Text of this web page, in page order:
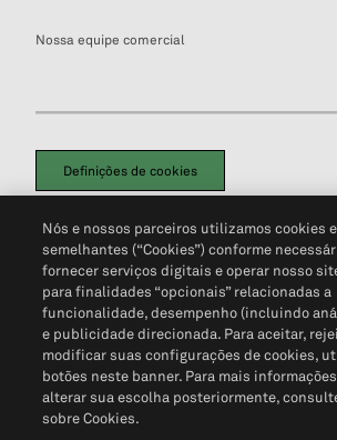
Nossa equipe comercial
Definições de cookies
Política de PrivacidadePortal de privacidade do
Não Venda Minhas Informações Pessoais© 2026
Nós e nossos parceiros utilizamos cookies
semelhantes (“Cookies”) conforme
fornecer serviços digitais e operar nosso
para finalidades “opcionais” relacionadas a
funcionalidade, desempenho (incluindo
e publicidade direcionada. Para aceitar,
modificar suas configurações de cookies,
botões neste banner. Para mais
alterar sua escolha posteriormente,
sobre Cookies.